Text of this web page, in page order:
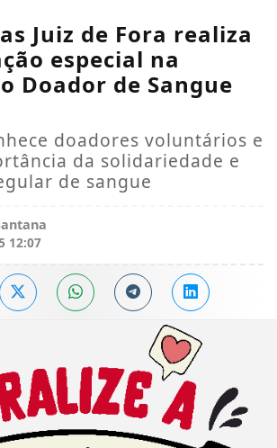
Juiz de Fora realiza
especial na
Doador de Sangue
doadores voluntários e
da solidariedade e
de sangue
12:07